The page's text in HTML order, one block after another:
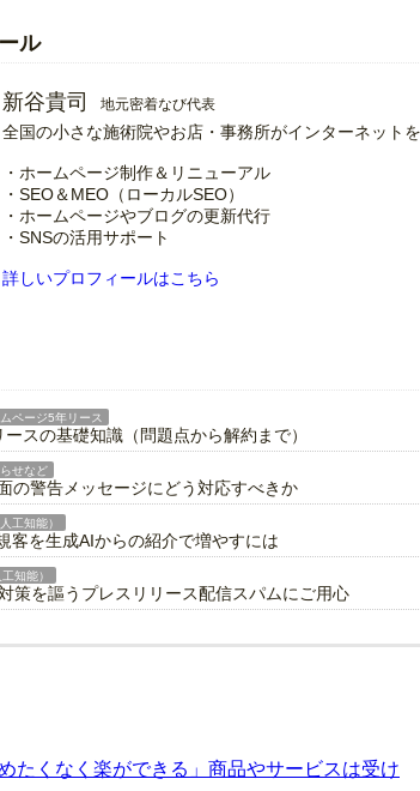
ル
新谷貴司 地元密着なび代表
全国の小さな施術院やお店・事務所がインターネット
・ホームページ制作＆リニューアル
・SEO＆MEO（ローカルSEO）
・ホームページやブログの更新代行
・SNSの活用サポート
詳しいプロフィールはこちら
ページ5年リース
スの基礎知識（問題点から解約まで）
せなど
の警告メッセージにどう対応すべきか
工知能）
客を生成AIからの紹介で増やすには
知能）
策を謳うプレスリリース配信スパムにご用心
たくなく楽ができる」商品やサービスは受け